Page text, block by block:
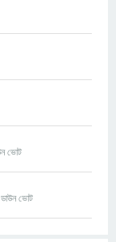
ভোট
ডাউন ভোট